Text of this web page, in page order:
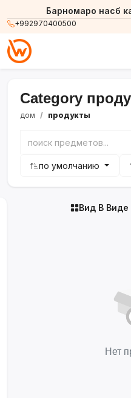
+992970400500
Барномаро насб
Category
дом продукты
по умолчанию
Вид В Виде
Нет